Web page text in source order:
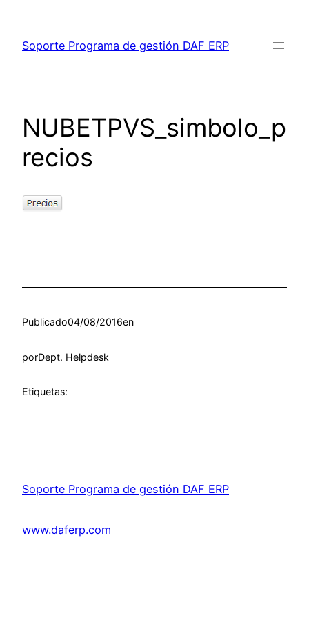
contenido
Soporte Programa de gestión DAF ERP
NUBETPVS_simbolo_p
recios
Publicado04/08/2016en
porDept. Helpdesk
Etiquetas:
Soporte Programa de gestión DAF ERP
www.daferp.com